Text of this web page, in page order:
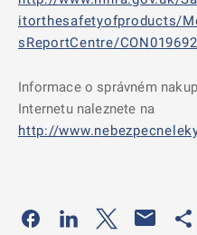
itorthesafetyofproducts/
sReportCentre/CON019692
Informace o správném
Internetu naleznete na
http://
Odkaz se otevře na
Odkaz se otevře
Odkaz se